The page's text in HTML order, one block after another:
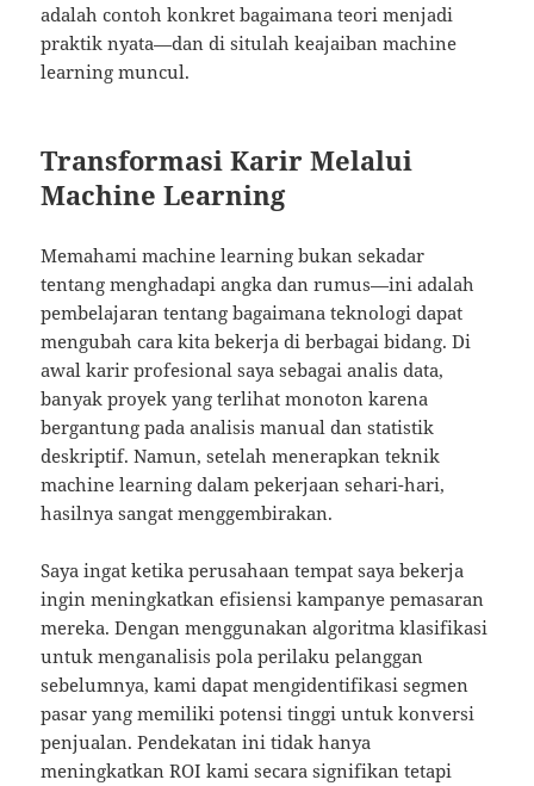
adalah contoh konkret bagaimana teori menjadi
praktik nyata—dan di situlah keajaiban machine
learning muncul.
Transformasi Karir Melalui
Machine Learning
Memahami machine learning bukan sekadar
tentang menghadapi angka dan rumus—ini adalah
pembelajaran tentang bagaimana teknologi dapat
mengubah cara kita bekerja di berbagai bidang. Di
awal karir profesional saya sebagai analis data,
banyak proyek yang terlihat monoton karena
bergantung pada analisis manual dan statistik
deskriptif. Namun, setelah menerapkan teknik
machine learning dalam pekerjaan sehari-hari,
hasilnya sangat menggembirakan.
Saya ingat ketika perusahaan tempat saya bekerja
ingin meningkatkan efisiensi kampanye pemasaran
mereka. Dengan menggunakan algoritma klasifikasi
untuk menganalisis pola perilaku pelanggan
sebelumnya, kami dapat mengidentifikasi segmen
pasar yang memiliki potensi tinggi untuk konversi
penjualan. Pendekatan ini tidak hanya
meningkatkan ROI kami secara signifikan tetapi